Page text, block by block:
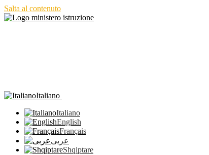
Salta al contenuto
Italiano
Italiano
English
Français
عربى
Shqiptare